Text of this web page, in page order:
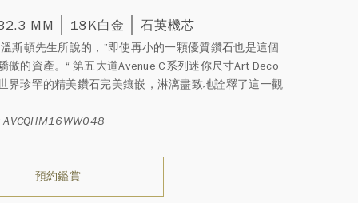
MM 18K白金 石英機芯
斯頓先生所說的，”即使再小的一顆優質鑽石也是這個
傲的資產。“ 第五大道Avenue C系列迷你尺寸Art Deco
界珍罕的精美鑽石完美鑲嵌，淋漓盡致地詮釋了這一觀
預約鑑賞